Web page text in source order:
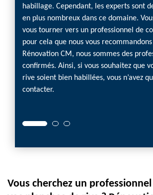
habillage. Cependant, les experts sont
en plus nombreux dans ce domaine.
vous tourner vers un professionnel de
pour cela que nous vous
Rénovation CM, nous sommes des
confirmés. Ainsi, si vous souhaitez que
rive soient bien habillées, vous n’avez
contacter.
Vous cherchez un